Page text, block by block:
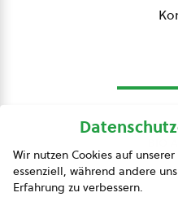
Wir nutzen Cookies auf
essenziell, während andere
Erfahrung zu verbessern.